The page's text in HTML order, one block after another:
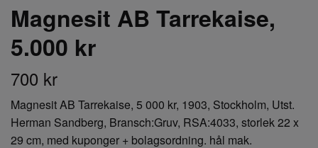
Magnesit AB Tarrekaise,
5.000 kr
700 kr
Magnesit AB Tarrekaise, 5 000 kr, 1903, Stockholm, Utst.
Herman Sandberg, Bransch:Gruv, RSA:4033, storlek 22 x
29 cm, med kuponger + bolagsordning. hål mak.